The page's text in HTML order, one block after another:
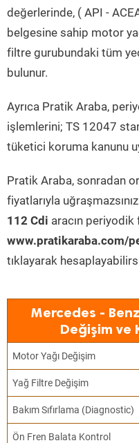
değerlerinde, ( API -
belgesine sahip motor
filtre gurubundaki tüm
bulunur.
Ayrıca Pratik Araba,
işlemlerini; TS 12047
tüketici koruma kanunu
Pratik Araba, sonradan
fiyatlarıyla
112 Cdi aracın periyodik
www.pratikaraba.com/
tıklayarak
Mercedes -
Değişim ve
Motor Yağı Değişim
Yağ Filtre Değişim
Bakım Sıfırlama (Diagnostic)
Ön Fren Balata Kontrol